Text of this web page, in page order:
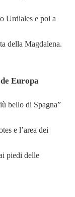
Urdiales e poi a
della Magdalena.
Europa
bello di Spagna”
e l’area dei
piedi delle